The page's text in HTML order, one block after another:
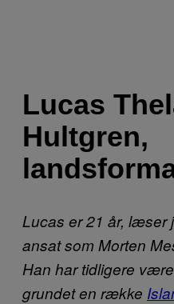
Lucas
Hultgren,
Lucas er 21 år, læser
ansat som Morten
Han har tidligere
grundet en række